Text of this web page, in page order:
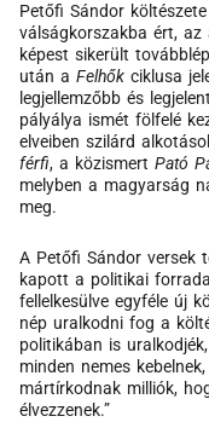
Petőfi Sándor
válságkorszakba ért, az
képest sikerült
után a Felhők ciklusa
legjellemzőbb és
pályálya ismét fölfelé
elveiben szilárd
férfi, a közismert Pató
melyben a magyarság
meg.
A Petőfi Sándor versek
kapott a politikai
fellelkesülve egyféle új
nép uralkodni fog a
politikában is
minden nemes
mártírkodnak milliók,
élvezzenek.”